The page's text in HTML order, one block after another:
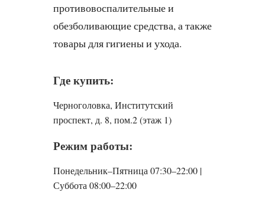
противовоспалительные и
обезболивающие средства, а также
товары для гигиены и ухода.
Где купить:
Черноголовка, Институтский
проспект, д. 8, пом.2 (этаж 1)
Режим работы:
Понедельник–Пятница 07:30–22:00 |
Суббота 08:00–22:00